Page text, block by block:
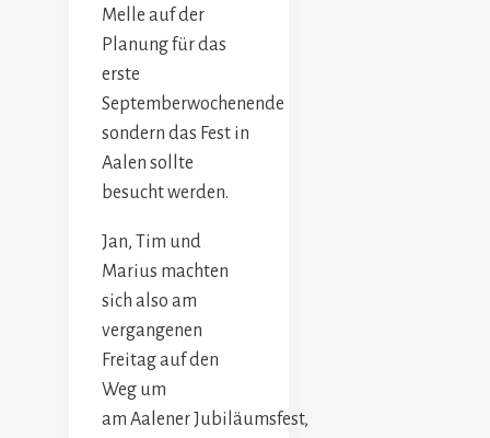
Melle auf der
Planung für das
erste
Septemberwochenende
sondern das Fest in
Aalen sollte
besucht werden.
Jan, Tim und
Marius machten
sich also am
vergangenen
Freitag auf den
Weg um
am Aalener Jubiläumsfest,